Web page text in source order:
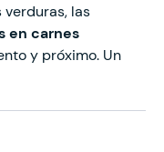
las
en carnes
y próximo. Un